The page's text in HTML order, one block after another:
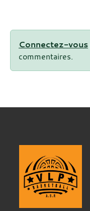
Connectez-vous
commentaires.